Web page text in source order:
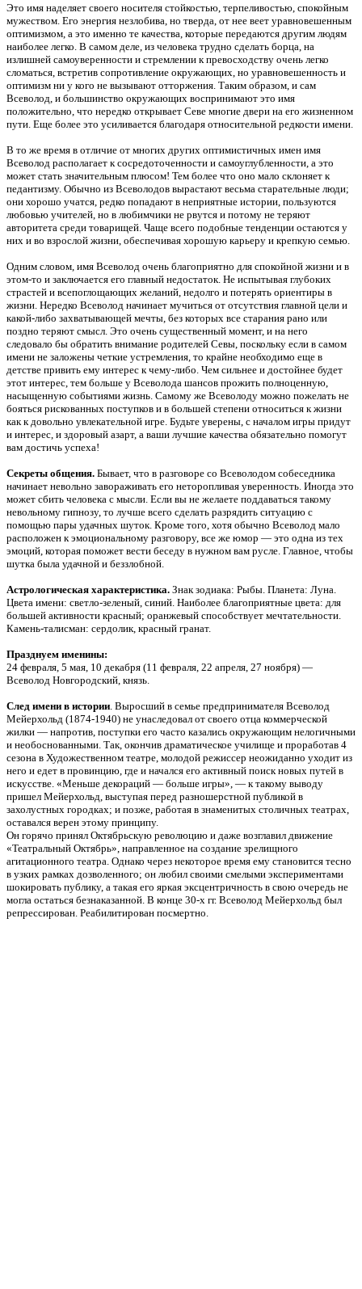
Это имя наделяет своего носителя стойкостью, терпеливостью, спокойным
мужеством. Его энергия незлобива, но тверда, от нее веет уравновешенным
оптимизмом, а это именно те качества, которые передаются другим людям
наиболее легко. В самом деле, из человека трудно сделать борца, на
излишней самоуверенности и стремлении к превосходству очень легко
сломаться, встретив сопротивление окружающих, но уравновешенность и
оптимизм ни у кого не вызывают отторжения. Таким образом, и сам
Всеволод, и большинство окружающих воспринимают это имя
положительно, что нередко открывает Севе многие двери на его жизненном
пути. Еще более это усиливается благодаря относительной редкости имени.
В то же время в отличие от многих других оптимистичных имен имя
Всеволод располагает к сосредоточенности и самоуглубленности, а это
может стать значительным плюсом! Тем более что оно мало склоняет к
педантизму. Обычно из Всеволодов вырастают весьма старательные люди;
они хорошо учатся, редко попадают в неприятные истории, пользуются
любовью учителей, но в любимчики не рвутся и потому не теряют
авторитета среди товарищей. Чаще всего подобные тенденции остаются у
них и во взрослой жизни, обеспечивая хорошую карьеру и крепкую семью.
Одним словом, имя Всеволод очень благоприятно для спокойной жизни и в
этом-то и заключается его главный недостаток. Не испытывая глубоких
страстей и всепоглощающих желаний, недолго и потерять ориентиры в
жизни. Нередко Всеволод начинает мучиться от отсутствия главной цели и
какой-либо захватывающей мечты, без которых все старания рано или
поздно теряют смысл. Это очень существенный момент, и на него
следовало бы обратить внимание родителей Севы, поскольку если в самом
имени не заложены четкие устремления, то крайне необходимо еще в
детстве привить ему интерес к чему-либо. Чем сильнее и достойнее будет
этот интерес, тем больше у Всеволода шансов прожить полноценную,
насыщенную событиями жизнь. Самому же Всеволоду можно пожелать не
бояться рискованных поступков и в большей степени относиться к жизни
как к довольно увлекательной игре. Будьте уверены, с началом игры придут
и интерес, и здоровый азарт, а ваши лучшие качества обязательно помогут
вам достичь успеха!
Секреты общения. Бывает, что в разговоре со Всеволодом собеседника
начинает невольно завораживать его неторопливая уверенность. Иногда это
может сбить человека с мысли. Если вы не желаете поддаваться такому
невольному гипнозу, то лучше всего сделать разрядить ситуацию с
помощью пары удачных шуток. Кроме того, хотя обычно Всеволод мало
расположен к эмоциональному разговору, все же юмор — это одна из тех
эмоций, которая поможет вести беседу в нужном вам русле. Главное, чтобы
шутка была удачной и беззлобной.
Астрологическая характеристика. Знак зодиака: Рыбы. Планета: Луна.
Цвета имени: светло-зеленый, синий. Наиболее благоприятные цвета: для
большей активности красный; оранжевый способствует мечтательности.
Камень-талисман: сердолик, красный гранат.
Празднуем именины:
24 февраля, 5 мая, 10 декабря (11 февраля, 22 апреля, 27 ноября) —
Всеволод Новгородский, князь.
След имени в истории . Выросший в семье предпринимателя Всеволод
Мейерхольд (1874-1940) не унаследовал от своего отца коммерческой
жилки — напротив, поступки его часто казались окружающим нелогичными
и необоснованными. Так, окончив драматическое училище и проработав 4
сезона в Художественном театре, молодой режиссер неожиданно уходит из
него и едет в провинцию, где и начался его активный поиск новых путей в
искусстве. «Меньше декораций — больше игры», — к такому выводу
пришел Мейерхольд, выступая перед разношерстной публикой в
захолустных городках; и позже, работая в знаменитых столичных театрах,
оставался верен этому принципу.
Он горячо принял Октябрьскую революцию и даже возглавил движение
«Театральный Октябрь», направленное на создание зрелищного
агитационного театра. Однако через некоторое время ему становится тесно
в узких рамках дозволенного; он любил своими смелыми экспериментами
шокировать публику, а такая его яркая эксцентричность в свою очередь не
могла остаться безнаказанной. В конце 30-х гг. Всеволод Мейерхольд был
репрессирован. Реабилитирован посмертно.